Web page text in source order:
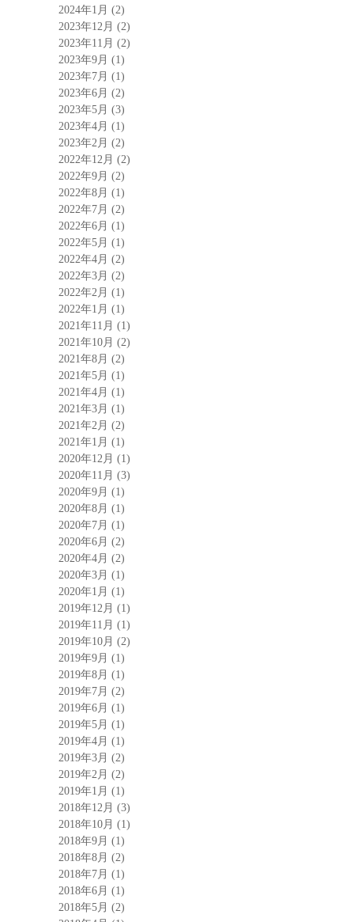
2024年1月 (2)
2023年12月 (2)
2023年11月 (2)
2023年9月 (1)
2023年7月 (1)
2023年6月 (2)
2023年5月 (3)
2023年4月 (1)
2023年2月 (2)
2022年12月 (2)
2022年9月 (2)
2022年8月 (1)
2022年7月 (2)
2022年6月 (1)
2022年5月 (1)
2022年4月 (2)
2022年3月 (2)
2022年2月 (1)
2022年1月 (1)
2021年11月 (1)
2021年10月 (2)
2021年8月 (2)
2021年5月 (1)
2021年4月 (1)
2021年3月 (1)
2021年2月 (2)
2021年1月 (1)
2020年12月 (1)
2020年11月 (3)
2020年9月 (1)
2020年8月 (1)
2020年7月 (1)
2020年6月 (2)
2020年4月 (2)
2020年3月 (1)
2020年1月 (1)
2019年12月 (1)
2019年11月 (1)
2019年10月 (2)
2019年9月 (1)
2019年8月 (1)
2019年7月 (2)
2019年6月 (1)
2019年5月 (1)
2019年4月 (1)
2019年3月 (2)
2019年2月 (2)
2019年1月 (1)
2018年12月 (3)
2018年10月 (1)
2018年9月 (1)
2018年8月 (2)
2018年7月 (1)
2018年6月 (1)
2018年5月 (2)